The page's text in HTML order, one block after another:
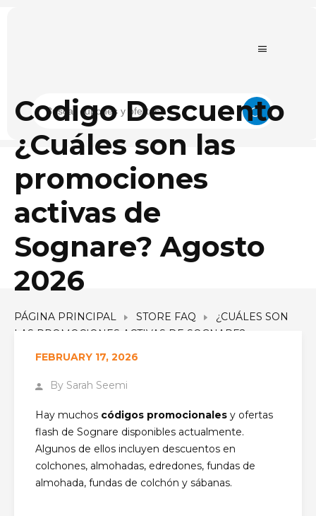
Codigo Descuento
¿Cuáles son las
promociones
activas de
Sognare? Agosto
2026
PÁGINA PRINCIPAL STORE FAQ
¿CUÁLES SON
LAS PROMOCIONES ACTIVAS DE SOGNARE?
FEBRUARY 17, 2026
By Sarah Seemi
Hay muchos códigos promocionales y ofertas
flash de Sognare disponibles actualmente.
Algunos de ellos incluyen descuentos en
colchones, almohadas, edredones, fundas de
almohada, fundas de colchón y sábanas.